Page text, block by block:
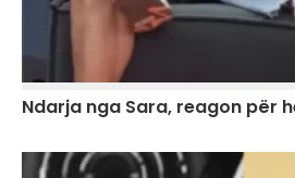
Ndarja nga Sara, reagon për